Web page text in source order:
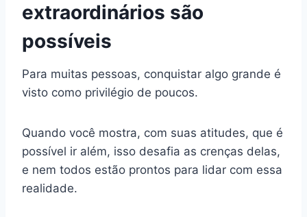
extraordinários são
possíveis
Para muitas pessoas, conquistar algo grande é
visto como privilégio de poucos.
Quando você mostra, com suas atitudes, que é
possível ir além, isso desafia as crenças delas,
e nem todos estão prontos para lidar com essa
realidade.